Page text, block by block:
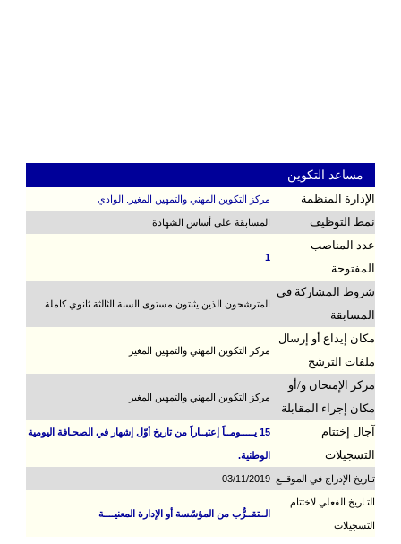
مساعد التكوين
الإدارة المنظمة مركز التكوين المهني والتمهين المغير. الوادي
نمط التوظيف المسابقة على أساس الشهادة
عدد المناصب
المفتوحة
1
شروط المشاركة في
المسابقة
المترشحون الذين يثبتون مستوى السنة الثالثة ثانوي كاملة .
مكان إيداع أو إرسال
ملفات الترشح
مركز التكوين المهني والتمهين المغير
مركز الإمتحان و/أو
مكان إجراء المقابلة
مركز التكوين المهني والتمهين المغير
آجال إختتام
التسجيلات
15 يـــــومــاً إعتبــاراً من تاريخ أوّل إشهار في الصحـافة اليومية
الوطنية.
تـاريخ الإدراج في الموقــع 03/11/2019
التـاريخ الفعلي لاختتام
التسجيلات
الــتقــرُّب من المؤسّسة أو الإدارة المعنيــــة